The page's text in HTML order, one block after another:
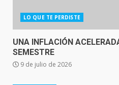
LO QUE TE PERDISTE
UNA INFLACIÓN
SEMESTRE
9 de julio de 2026